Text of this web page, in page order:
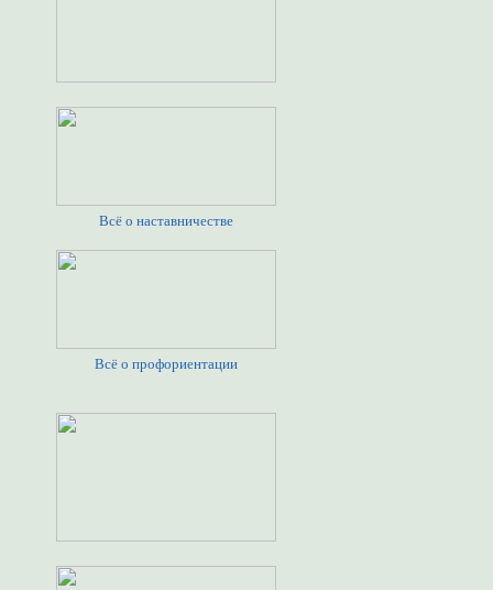
Всё о наставничестве
Всё о профориентации